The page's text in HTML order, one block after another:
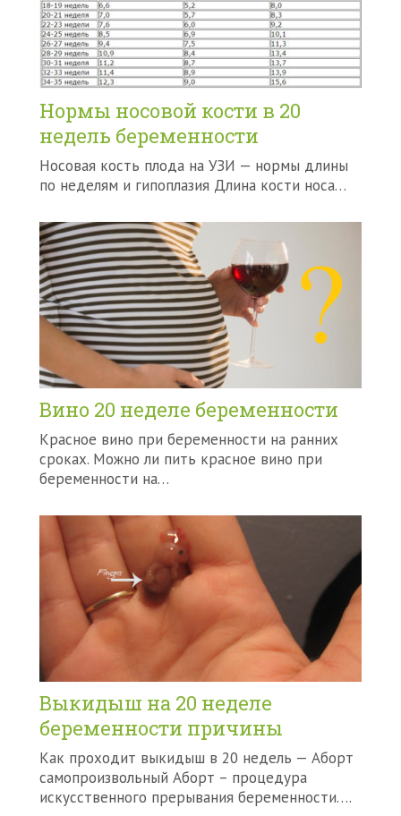
Нормы носовой кости в 20
недель беременности
Носовая кость плода на УЗИ — нормы длины
по неделям и гипоплазия Длина кости носа…
Вино 20 неделе беременности
Красное вино при беременности на ранних
сроках. Можно ли пить красное вино при
беременности на…
Выкидыш на 20 неделе
беременности причины
Как проходит выкидыш в 20 недель — Аборт
самопроизвольный Аборт – процедура
искусственного прерывания беременности….